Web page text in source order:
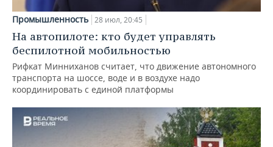
Промышленность 28 июл, 20:45
На автопилоте: кто будет управлять
беспилотной мобильностью
Рифкат Минниханов считает, что движение автономного
транспорта на шоссе, воде и в воздухе надо
координировать с единой платформы